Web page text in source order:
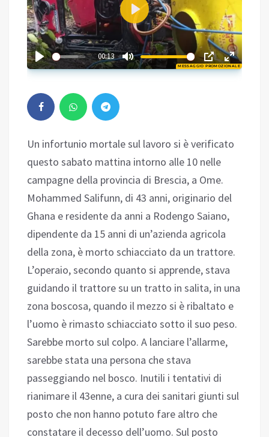
MESSAGGIO PROMOZIONALE
00:13
Play
00:58
Un infortunio mortale sul lavoro si è verificato
questo sabato mattina intorno alle 10 nelle
campagne della provincia di Brescia, a Ome.
Mohammed Salifunn, di 43 anni, originario del
Ghana e residente da anni a Rodengo Saiano,
dipendente da 15 anni di un’azienda agricola
della zona, è morto schiacciato da un trattore.
L’operaio, secondo quanto si apprende, stava
guidando il trattore su un tratto in salita, in una
zona boscosa, quando il mezzo si è ribaltato e
l’uomo è rimasto schiacciato sotto il suo peso.
Sarebbe morto sul colpo. A lanciare l’allarme,
sarebbe stata una persona che stava
passeggiando nel bosco. Inutili i tentativi di
rianimare il 43enne, a cura dei sanitari giunti sul
posto che non hanno potuto fare altro che
constatare il decesso dell’uomo. Sul posto